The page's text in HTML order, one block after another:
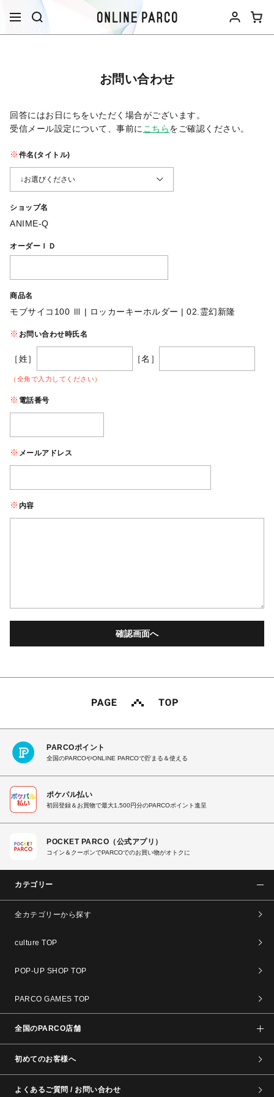
お問い合わせ
回答にはお日にちをいただく場合がございます。
受信メール設定について、事前に こちらをご確認ください。​
件名(タイトル)
ショップ名
ANIME-Q
オーダーＩＤ
商品名
モブサイコ100 Ⅲ | ロッカーキーホルダー | 02.霊幻新隆
お問い合わせ時氏名
［姓］ ［名］
（全角で入力してください）
電話番号
メールアドレス
内容
PARCOポイント
全国のPARCOやONLINE PARCOで貯まる＆使える
ポケパル払い
初回登録＆お買物で最大1,500円分のPARCOポイント進呈
POCKET PARCO（公式アプリ）
コイン＆クーポンでPARCOでのお買い物がオトクに
カテゴリー
全カテゴリーから探す
culture TOP
POP-UP SHOP TOP
PARCO GAMES TOP
全国のPARCO店舗
初めてのお客様へ
よくあるご質問 / お問い合わせ